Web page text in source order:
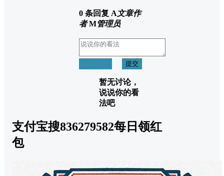
0 条回复 A文章作
者 M管理员
提交
暂无讨论，
说说你的看
法吧
支付宝搜836279582每日领红
包